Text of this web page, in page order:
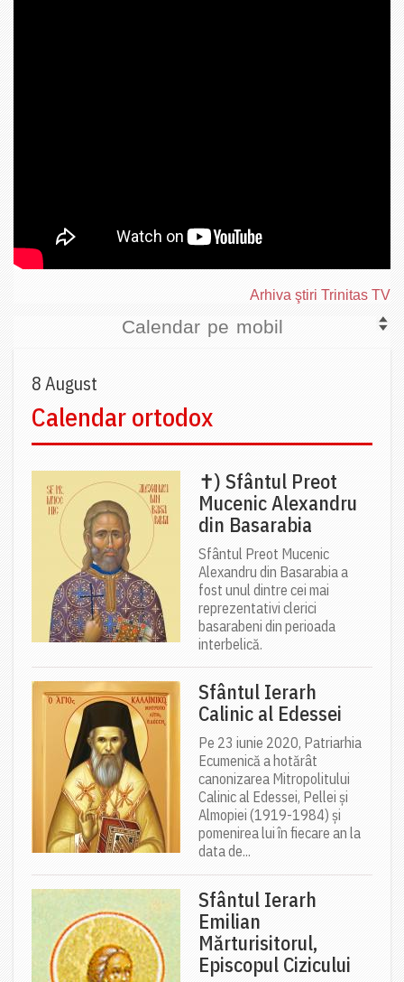
Arhiva ştiri Trinitas TV
Calendar pe mobil
8 August
Calendar ortodox
✝) Sfântul Preot
Mucenic Alexandru
din Basarabia
Sfântul Preot Mucenic
Alexandru din Basarabia a
fost unul dintre cei mai
reprezentativi clerici
basarabeni din perioada
interbelică.
Sfântul Ierarh
Calinic al Edessei
Pe 23 iunie 2020, Patriarhia
Ecumenică a hotărât
canonizarea Mitropolitului
Calinic al Edessei, Pellei și
Almopiei (1919-1984) și
pomenirea lui în fiecare an la
data de...
Sfântul Ierarh
Emilian
Mărturisitorul,
Episcopul Cizicului